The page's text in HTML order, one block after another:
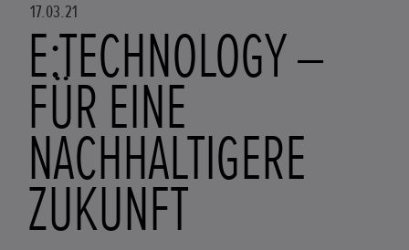
17.03.21
E:TECHNOLOGY –
FÜR EINE
NACHHALTIGERE
ZUKUNFT